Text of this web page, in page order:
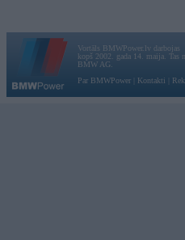
Vortāls BMWPower.lv darbojas
kopš 2002. gada 14. maija. Tas
BMW AG.
Par BMWPower
Kontakti